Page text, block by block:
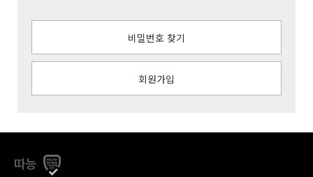
비밀번호 찾기
회원가입
따능